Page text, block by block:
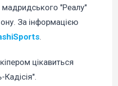
мадридського "Реалу"
За інформацією
.
цікавиться